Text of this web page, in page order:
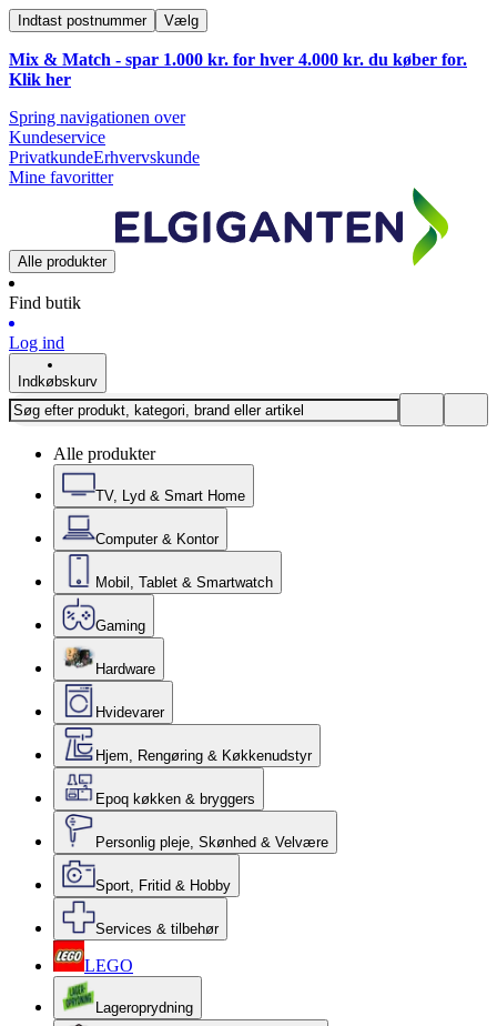
Indtast postnummer Vælg
Mix & Match - spar 1.000 kr. for hver 4.000 kr. du køber for.
Klik her
Spring navigationen over
Kundeservice
PrivatkundeErhvervskunde
Mine favoritter
Alle produkter
Find butik
Log ind
Indkøbskurv
Alle produkter
TV, Lyd & Smart Home
Computer & Kontor
Mobil, Tablet & Smartwatch
Gaming
Hardware
Hvidevarer
Hjem, Rengøring & Køkkenudstyr
Epoq køkken & bryggers
Personlig pleje, Skønhed & Velvære
Sport, Fritid & Hobby
Services & tilbehør
LEGO
Lageroprydning